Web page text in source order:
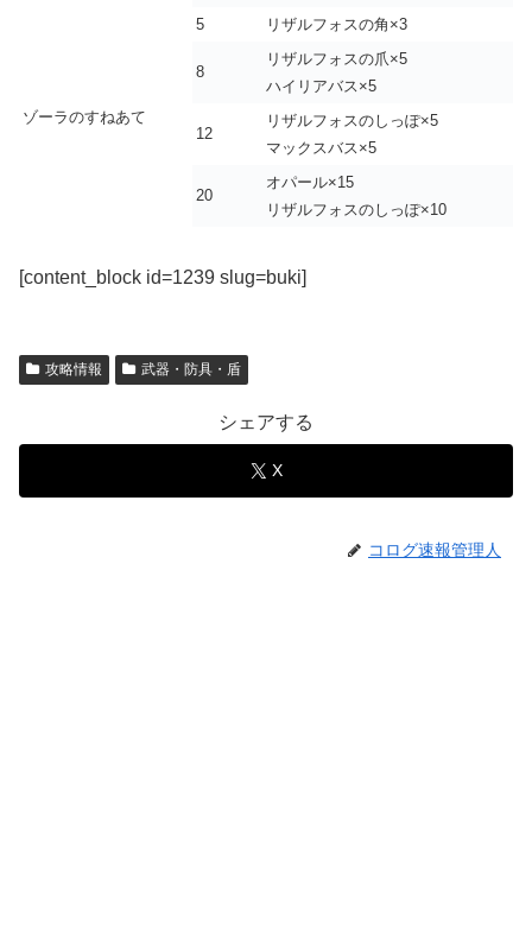
ゾーラのすねあて
5 リザルフォスの角×3
8
リザルフォスの爪×5
ハイリアバス×5
12
リザルフォスのしっぽ×5
マックスバス×5
20
オパール×15
リザルフォスのしっぽ×10
[content_block id=1239 slug=buki]
攻略情報 武器・防具・盾
シェアする
X
コログ速報管理人